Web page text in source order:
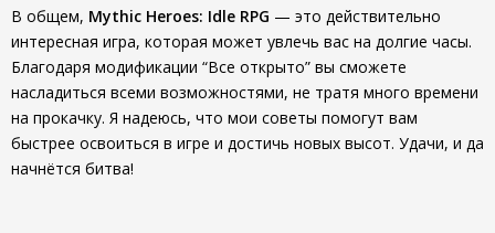
В общем, Mythic Heroes: Idle RPG — это действительно
интересная игра, которая может увлечь вас на долгие часы.
Благодаря модификации “Все открыто” вы сможете
насладиться всеми возможностями, не тратя много времени
на прокачку. Я надеюсь, что мои советы помогут вам
быстрее освоиться в игре и достичь новых высот. Удачи, и да
начнётся битва!